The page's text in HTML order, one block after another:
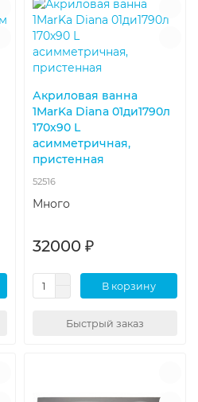
Акриловая ванна
1MarKa Diana 01ди1790л
170х90 L
асимметричная,
пристенная
52516
Много
32000 ₽
В корзину
Быстрый заказ